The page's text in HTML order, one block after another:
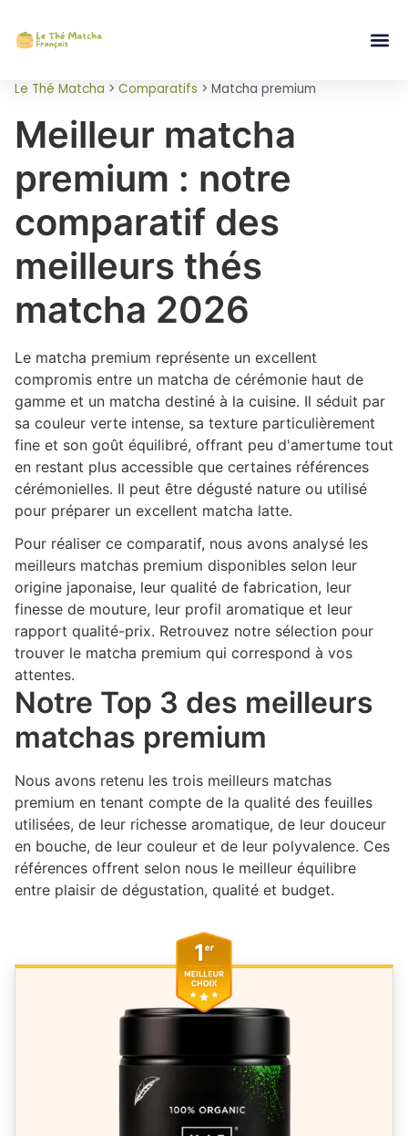
Le Thé Matcha > Comparatifs > Matcha premium
Meilleur matcha
premium : notre
comparatif des
meilleurs thés
matcha 2026
Le matcha premium représente un excellent
compromis entre un matcha de cérémonie haut de
gamme et un matcha destiné à la cuisine. Il séduit par
sa couleur verte intense, sa texture particulièrement
fine et son goût équilibré, offrant peu d'amertume tout
en restant plus accessible que certaines références
cérémonielles. Il peut être dégusté nature ou utilisé
pour préparer un excellent matcha latte.
Pour réaliser ce comparatif, nous avons analysé les
meilleurs matchas premium disponibles selon leur
origine japonaise, leur qualité de fabrication, leur
finesse de mouture, leur profil aromatique et leur
rapport qualité-prix. Retrouvez notre sélection pour
trouver le matcha premium qui correspond à vos
attentes.
Notre Top 3 des meilleurs
matchas premium
Nous avons retenu les trois meilleurs matchas
premium en tenant compte de la qualité des feuilles
utilisées, de leur richesse aromatique, de leur douceur
en bouche, de leur couleur et de leur polyvalence. Ces
références offrent selon nous le meilleur équilibre
entre plaisir de dégustation, qualité et budget.